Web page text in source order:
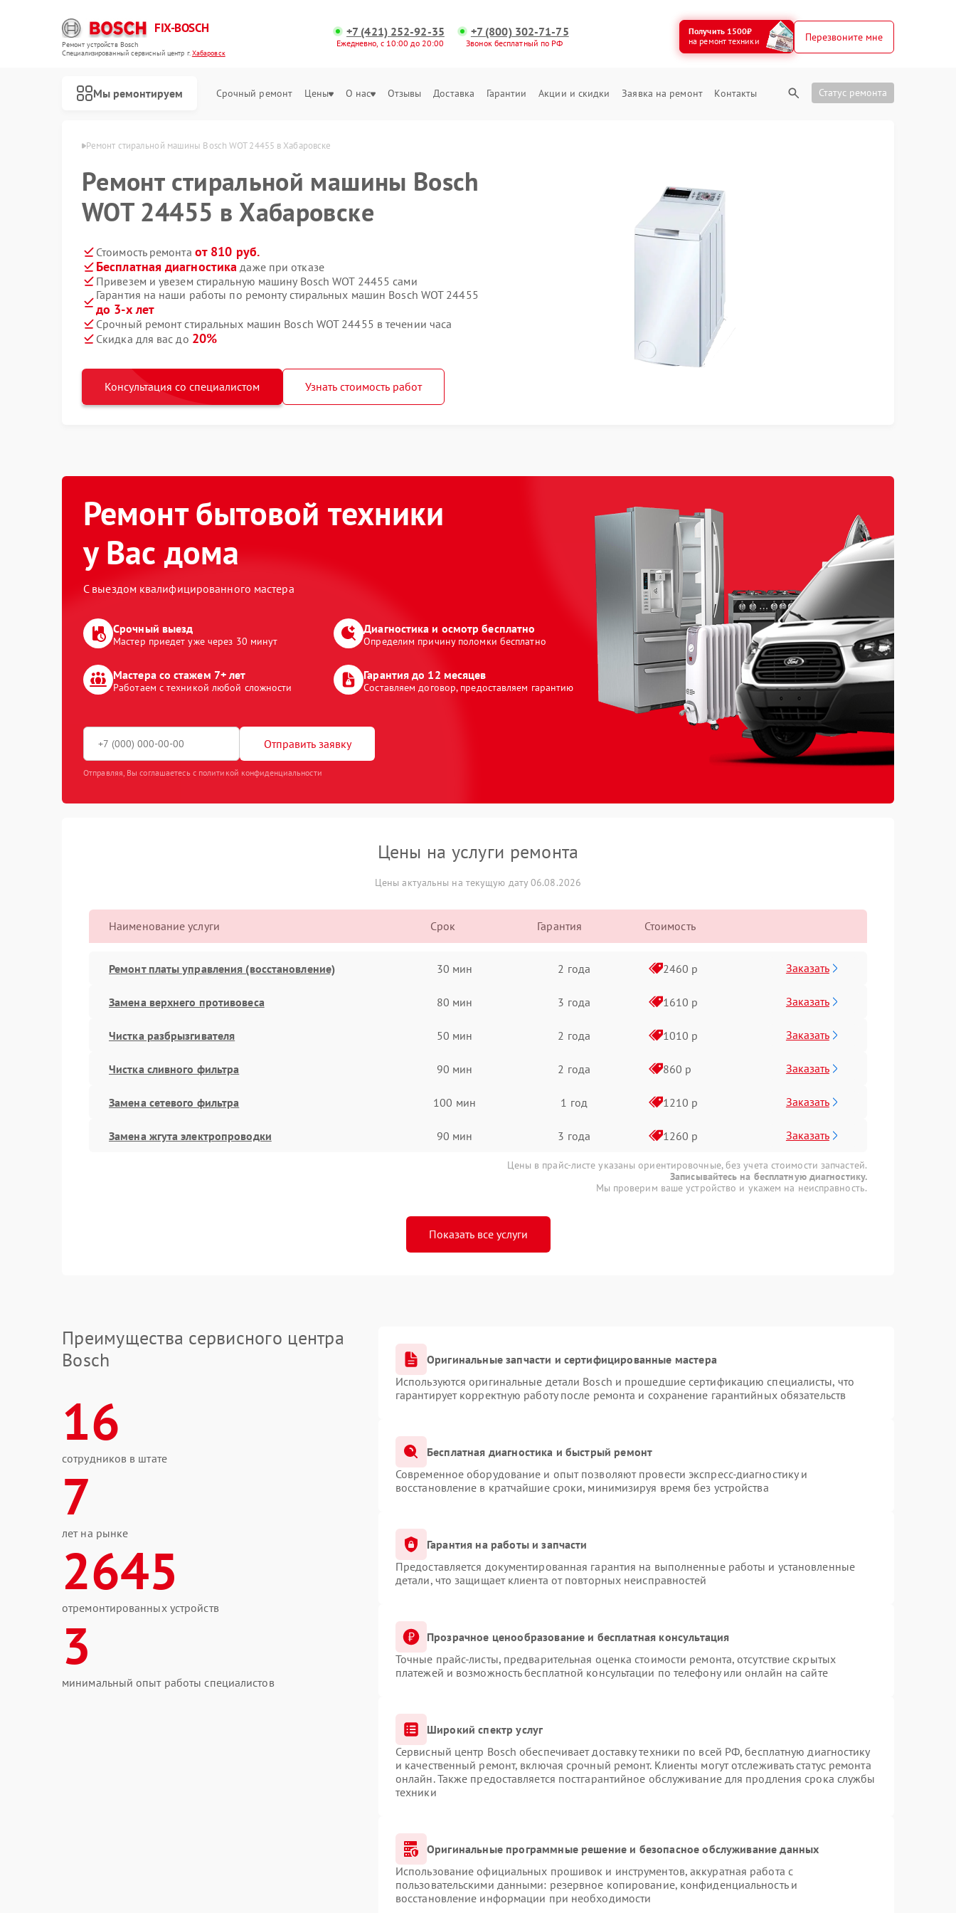
FIX-BOSCH
Ремонт устройств Bosch
Специализированный cервисный центр г.Хабаровск
+7 (421) 252-92-35
Ежедневно, с 10:00 до 20:00
+7 (800) 302-71-75
Звонок бесплатный по РФ
Получить 1500₽
на ремонт техники
Перезвоните мне
Мы ремонтируем Срочный ремонт Цены О нас Отзывы Доставка Гарантии Акции и скидки Заявка на ремонт Контакты Статус ремонта
Ремонт стиральной машины Bosch WOT 24455 в Хабаровске
Ремонт стиральной машины Bosch
WOT 24455 в Хабаровске
Стоимость ремонта от 810 руб.
Бесплатная диагностика даже при отказе
Привезем и увезем стиральную машину Bosch WOT 24455 сами
Гарантия на наши работы по ремонту стиральных машин Bosch WOT 24455
до 3-х лет
Срочный ремонт стиральных машин Bosch WOT 24455 в течении часа
Скидка для вас до 20%
Консультация со специалистом Узнать стоимость работ
Ремонт бытовой техники
у Вас дома
С выездом квалифицированного мастера
Срочный выезд
Мастер приедет уже через 30 минут
Диагностика и осмотр бесплатно
Определим причину поломки бесплатно
Мастера со стажем 7+ лет
Работаем с техникой любой сложности
Гарантия до 12 месяцев
Составляем договор, предоставляем гарантию
Отправить заявку
Отправляя, Вы соглашаетесь с политикой конфиденциальности
Цены на услуги ремонта
Цены актуальны на текущую дату 06.08.2026
Наименование услуги Срок Гарантия Стоимость
Ремонт платы управления (восстановление) 30 мин 2 года 2460 р Заказать
Замена верхнего противовеса 80 мин 3 года 1610 р Заказать
Чистка разбрызгивателя 50 мин 2 года 1010 р Заказать
Чистка сливного фильтра 90 мин 2 года 860 р Заказать
Замена сетевого фильтра 100 мин 1 год 1210 р Заказать
Замена жгута электропроводки 90 мин 3 года 1260 р Заказать
Цены в прайс-листе указаны ориентировочные, без учета стоимости запчастей.
Записывайтесь на бесплатную диагностику.
Мы проверим ваше устройство и укажем на неисправность.
Показать все услуги
Преимущества сервисного центра
Bosch
16
сотрудников в штате
7
лет на рынке
2645
отремонтированных устройств
3
минимальный опыт работы специалистов
Оригинальные запчасти и сертифицированные мастера
Используются оригинальные детали Bosch и прошедшие сертификацию специалисты, что
гарантирует корректную работу после ремонта и сохранение гарантийных обязательств
Бесплатная диагностика и быстрый ремонт
Современное оборудование и опыт позволяют провести экспресс-диагностику и
восстановление в кратчайшие сроки, минимизируя время без устройства
Гарантия на работы и запчасти
Предоставляется документированная гарантия на выполненные работы и установленные
детали, что защищает клиента от повторных неисправностей
Прозрачное ценообразование и бесплатная консультация
Точные прайс-листы, предварительная оценка стоимости ремонта, отсутствие скрытых
платежей и возможность бесплатной консультации по телефону или онлайн на сайте
Широкий спектр услуг
Сервисный центр Bosch обеспечивает доставку техники по всей РФ, бесплатную диагностику
и качественный ремонт, включая срочный ремонт. Клиенты могут отслеживать статус ремонта
онлайн. Также предоставляется постгарантийное обслуживание для продления срока службы
техники
Оригинальные программные решение и безопасное обслуживание данных
Использование официальных прошивок и инструментов, аккуратная работа с
пользовательскими данными: резервное копирование, конфиденциальность и
восстановление информации при необходимости